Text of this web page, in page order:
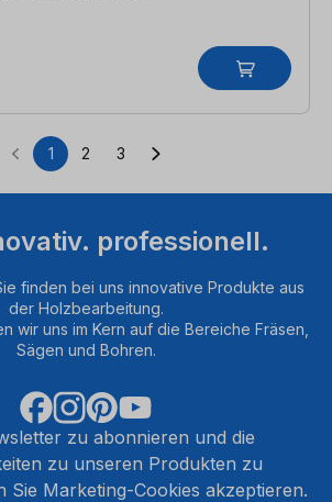
Seite
1 Seite
2 Seite
3
professionell.
finden bei uns innovative Produkte aus
der Holzbearbeitung.
wir uns im Kern auf die Bereiche Fräsen,
Sägen und Bohren.
zu abonnieren und die
zu unseren Produkten zu
Sie Marketing-Cookies akzeptieren.